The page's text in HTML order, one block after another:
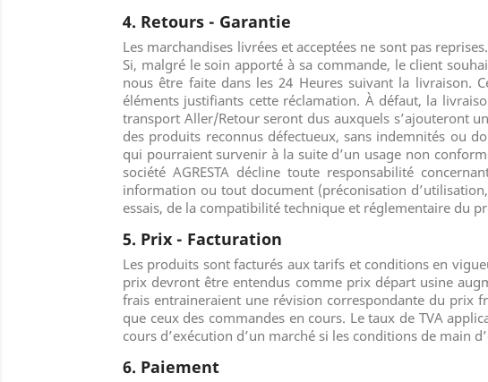
4. Retours - Garantie
Les marchandises livrées et acceptées ne sont pas
Si, malgré le soin apporté à sa commande, le client
nous être faite dans les 24 Heures suivant la livraison.
éléments justifiants cette réclamation. À défaut, la
transport Aller/Retour seront dus auxquels s’ajouteront
des produits reconnus défectueux, sans indemnités ou
qui pourraient survenir à la suite d’un usage non
société AGRESTA décline toute responsabilité
information ou tout document (préconisation
essais, de la compatibilité technique et réglementaire du
5. Prix - Facturation
Les produits sont facturés aux tarifs et conditions en
prix devront être entendus comme prix départ usine
frais entraineraient une révision correspondante du prix
que ceux des commandes en cours. Le taux de TVA
cours d’exécution d’un marché si les conditions de main
6. Paiement